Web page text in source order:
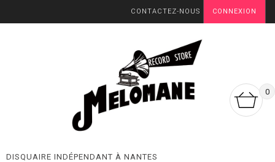
CONNEXION
CONTACTEZ-NOUS
0
DISQUAIRE INDÉPENDANT À NANTES